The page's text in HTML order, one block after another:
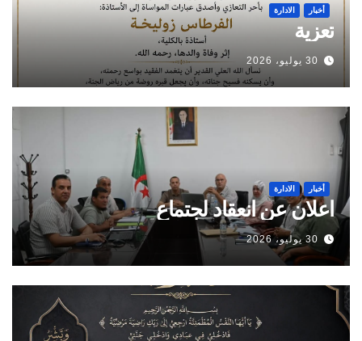
أخبار الادارة
تعزية
30 يوليو، 2026
أخبار الادارة
اعلان عن انعقاد لجتماع
30 يوليو، 2026